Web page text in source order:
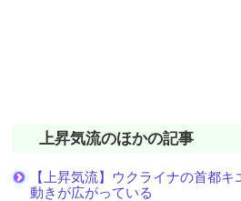
上昇気流のほかの記事
【上昇気流】ウクライナの首都
動きが広がっている